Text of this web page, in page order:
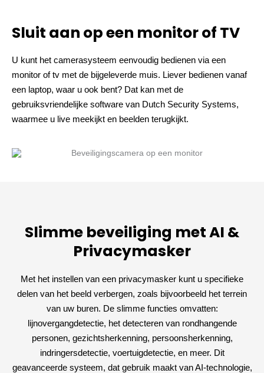
Sluit aan op een monitor of TV
U kunt het camerasysteem eenvoudig bedienen via een
monitor of tv met de bijgeleverde muis. Liever bedienen vanaf
een laptop, waar u ook bent? Dat kan met de
gebruiksvriendelijke software van Dutch Security Systems,
waarmee u live meekijkt en beelden terugkijkt.
Slimme beveiliging met AI &
Privacymasker
Met het instellen van een privacymasker kunt u specifieke
delen van het beeld verbergen, zoals bijvoorbeeld het terrein
van uw buren. De slimme functies omvatten:
lijnovergangdetectie, het detecteren van rondhangende
personen, gezichtsherkenning, persoonsherkenning,
indringersdetectie, voertuigdetectie, en meer. Dit
geavanceerde systeem, dat gebruik maakt van AI-technologie,